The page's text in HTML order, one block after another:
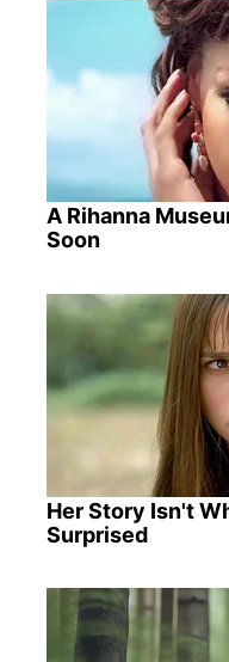
A Rihanna
Soon
Her Story Isn't
Surprised